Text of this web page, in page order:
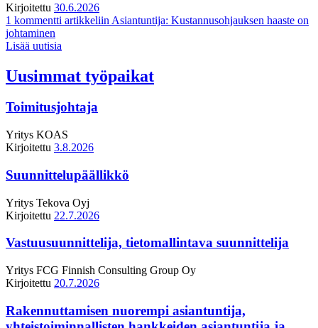
Kirjoitettu 30.6.2026
1 kommentti artikkeliin Asiantuntija: Kustannusohjauksen haaste on
johtaminen
Lisää uutisia
Uusimmat työpaikat
Toimitusjohtaja
Yritys KOAS
Kirjoitettu 3.8.2026
Suunnittelupäällikkö
Yritys Tekova Oyj
Kirjoitettu 22.7.2026
Vastuusuunnittelija, tietomallintava suunnittelija
Yritys FCG Finnish Consulting Group Oy
Kirjoitettu 20.7.2026
Rakennuttamisen nuorempi asiantuntija,